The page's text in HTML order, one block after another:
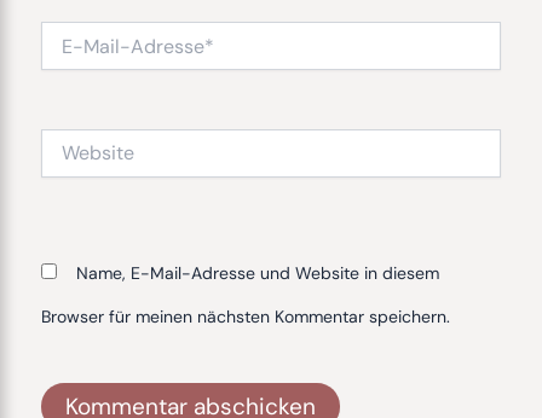
Mail-
Website
Name, E-Mail-Adresse und Website in diesem
Browser für meinen nächsten Kommentar speichern.